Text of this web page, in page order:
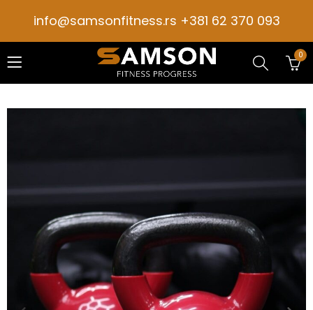
info@samsonfitness.rs +381 62 370 093
0